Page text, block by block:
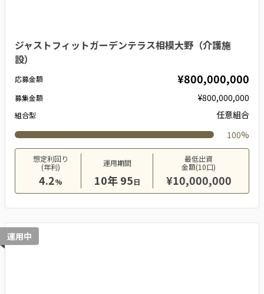
ジャストフィットガーデンテラス相模大野（介護施
設）
応募金額 ¥800,000,000
募集金額 ¥800,000,000
組合型
任意組合
100%
想定利回り
(年利)
4.2%
運用期間
10年 95日
最低出資
金額(10口)
¥10,000,000
運用中